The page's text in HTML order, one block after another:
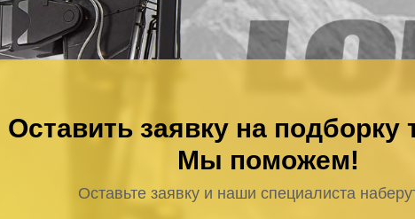
Оставить заявку на подборку
Мы поможем!
Оставьте заявку и наши специалиста